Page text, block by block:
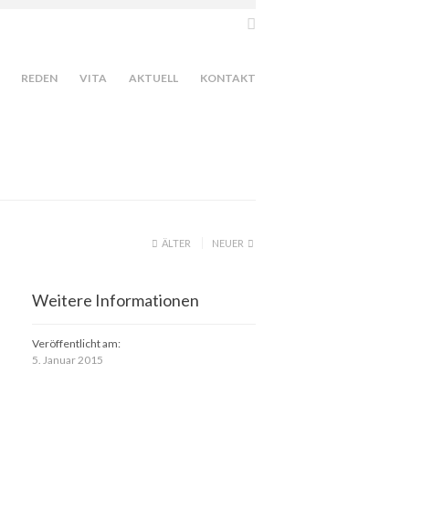
REDEN VITA AKTUELL KONTAKT
ÄLTER NEUER
Weitere Informationen
Veröffentlicht am:
5. Januar 2015